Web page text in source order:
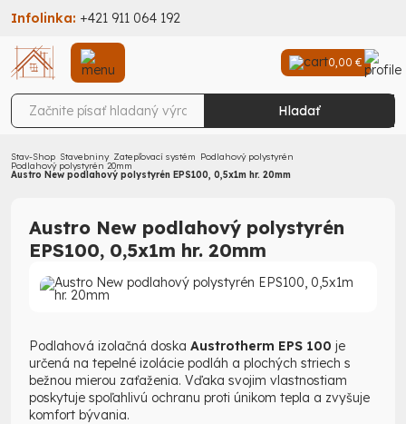
Infolinka: +421 911 064 192
Hladať
0,00 €
Stav-Shop Stavebniny Zatepľovací systém Podlahový polystyrén
Podlahový polystyrén 20mm
Austro New podlahový polystyrén EPS100, 0,5x1m hr. 20mm
Austro New podlahový polystyrén
EPS100, 0,5x1m hr. 20mm
Podlahová izolačná doska Austrotherm EPS 100 je
určená na tepelné izolácie podláh a plochých striech s
bežnou mierou zaťaženia. Vďaka svojim vlastnostiam
poskytuje spoľahlivú ochranu proti únikom tepla a zvyšuje
komfort bývania.